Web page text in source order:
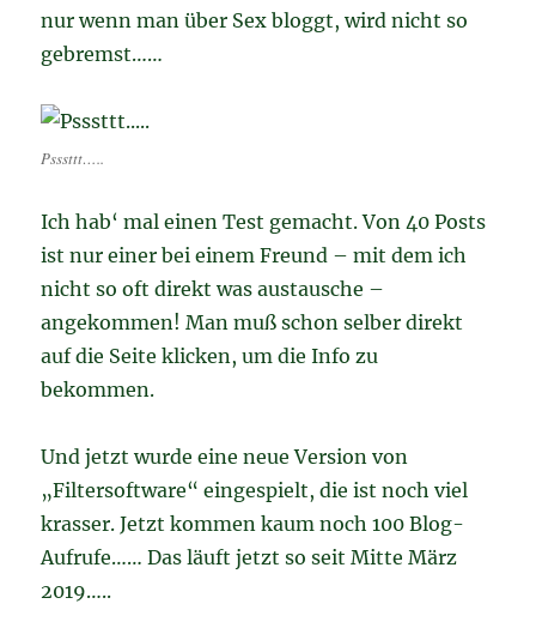
nur wenn man über Sex bloggt, wird nicht so
gebremst……
Psssttt…..
Ich hab‘ mal einen Test gemacht. Von 40 Posts
ist nur einer bei einem Freund – mit dem ich
nicht so oft direkt was austausche –
angekommen! Man muß schon selber direkt
auf die Seite klicken, um die Info zu
bekommen.
Und jetzt wurde eine neue Version von
„Filtersoftware“ eingespielt, die ist noch viel
krasser. Jetzt kommen kaum noch 100 Blog-
Aufrufe…… Das läuft jetzt so seit Mitte März
2019…..